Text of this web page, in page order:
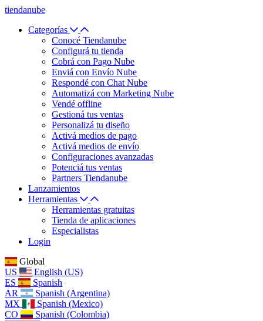
tiendanube
Categorías
Conocé Tiendanube
Configurá tu tienda
Cobrá con Pago Nube
Enviá con Envío Nube
Respondé con Chat Nube
Automatizá con Marketing Nube
Vendé offline
Gestioná tus ventas
Personalizá tu diseño
Activá medios de pago
Activá medios de envío
Configuraciones avanzadas
Potenciá tus ventas
Partners Tiendanube
Lanzamientos
Herramientas
Herramientas gratuitas
Tienda de aplicaciones
Especialistas
Login
Global
US
English (US)
ES
Spanish
AR
Spanish (Argentina)
MX
Spanish (Mexico)
CO
Spanish (Colombia)